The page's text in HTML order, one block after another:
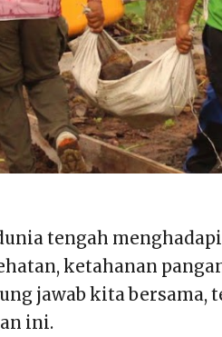
tengah
ketahanan
jawab kita
ini.